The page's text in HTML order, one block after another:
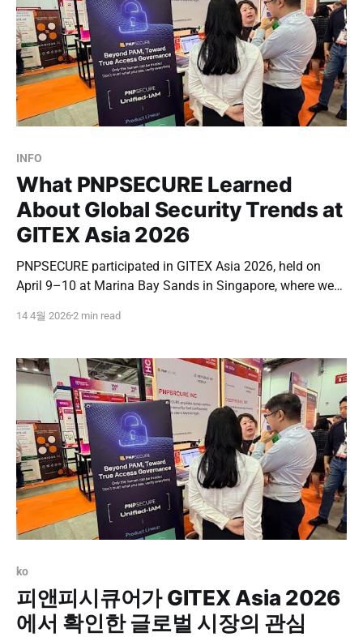
INFO
What PNPSECURE Learned
About Global Security Trends at
GITEX Asia 2026
PNPSECURE participated in GITEX Asia 2026, held on
April 9–10 at Marina Bay Sands in Singapore, where we
security market. GITEX is one of the world’s leading
cybersecurity companies, buyers, and investors.
14 4월 20262 min read
ko
피앤피시큐어가 GITEX Asia 2026
에서 확인한 글로벌 시장의 관심